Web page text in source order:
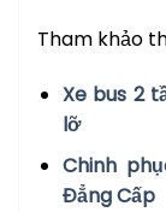
Tham khảo
Xe bus 2
lỡ
Chinh
Đẳng Cấp